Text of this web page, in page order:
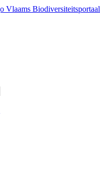
Vlaams Biodiversiteitsportaal